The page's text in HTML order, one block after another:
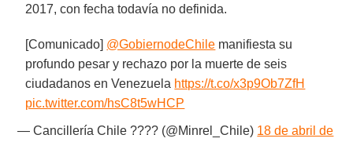
2017, con fecha todavía no definida.
[Comunicado] @GobiernodeChile manifiesta su
profundo pesar y rechazo por la muerte de seis
ciudadanos en Venezuela https://t.co/x3p9Ob7ZfH
pic.twitter.com/hsC8t5wHCP
— Cancillería Chile ???? (@Minrel_Chile) 18 de abril de